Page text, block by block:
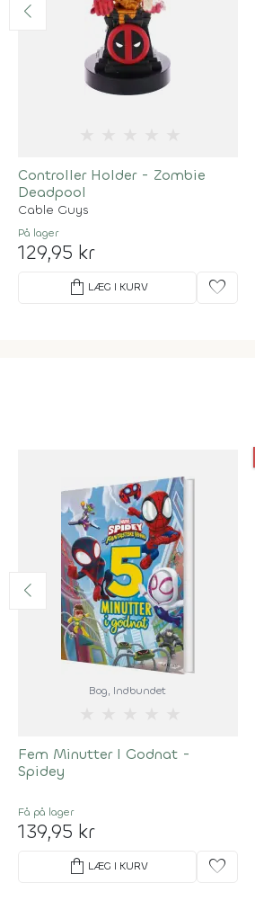
Controller Holder - Zombie
Deadpool
Cable Guys
På lager
129,95 kr
shopping_bag LÆG I KURV favorite
Bog, Indbundet
Fem Minutter I Godnat -
Spidey
Få på lager
139,95 kr
shopping_bag LÆG I KURV favorite